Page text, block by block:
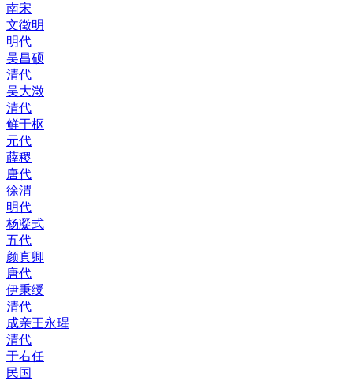
南宋
文徵明
明代
吴昌硕
清代
吴大澂
清代
鲜于枢
元代
薛稷
唐代
徐渭
明代
杨凝式
五代
颜真卿
唐代
伊秉绶
清代
成亲王永瑆
清代
于右任
民国